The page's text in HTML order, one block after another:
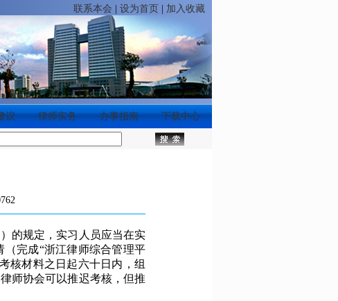
联系本会 设为首页 加入收藏
议 律师实务 办事指南 下载中心
的规定，实习人员应当在实
（完成“浙江律师综合管理平
核材料之日起六十日内，组
师协会可以推迟考核，但推